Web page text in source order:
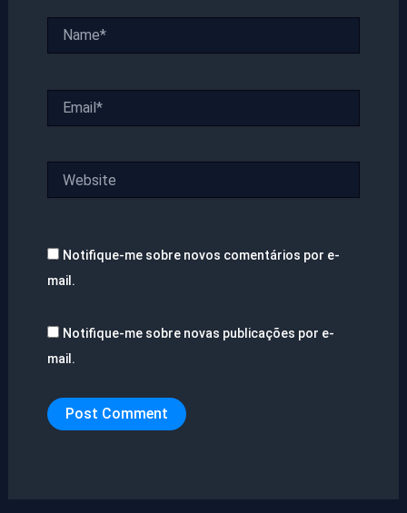
Notifique-me sobre novos comentários por e-
mail.
Notifique-me sobre novas publicações por e-
mail.